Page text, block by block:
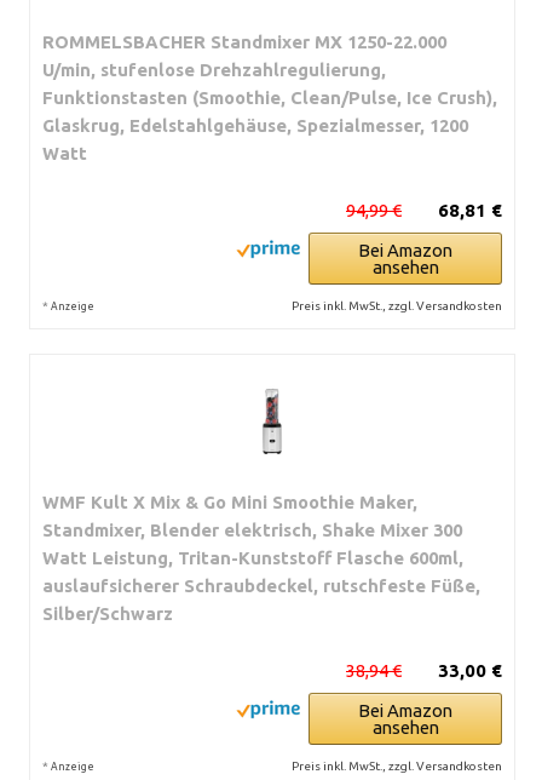
ROMMELSBACHER Standmixer MX 1250-22.000
U/min, stufenlose Drehzahlregulierung,
Funktionstasten (Smoothie, Clean/Pulse, Ice Crush),
Glaskrug, Edelstahlgehäuse, Spezialmesser, 1200
Watt
68,81 €
94,99 €
Bei Amazon
ansehen
* Anzeige Preis inkl. MwSt., zzgl. Versandkosten
WMF Kult X Mix & Go Mini Smoothie Maker,
Standmixer, Blender elektrisch, Shake Mixer 300
Watt Leistung, Tritan-Kunststoff Flasche 600ml,
auslaufsicherer Schraubdeckel, rutschfeste Füße,
Silber/Schwarz
33,00 €
38,94 €
Bei Amazon
ansehen
* Anzeige Preis inkl. MwSt., zzgl. Versandkosten